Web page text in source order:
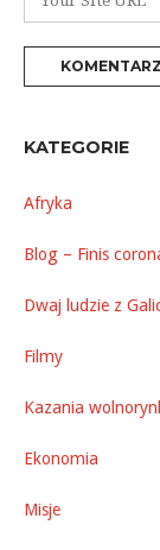
internetowa
KATEGORIE
Afryka
Blog – Finis
Dwaj ludzie z
Filmy
Kazania
Ekonomia
Misje